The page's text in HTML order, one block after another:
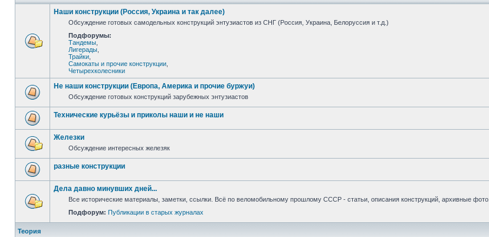
Наши конструкции (Россия, Украина и так далее)
Обсуждение готовых самодельных конструкций энтузиастов из СНГ (Россия, Украина, Белоруссия и т.д.)
Подфорумы:
Тандемы
Лигерады
Трайки
Самокаты и прочие конструкции
Четырехколесники
Не наши конструкции (Европа, Америка и прочие буржуи)
Обсуждение готовых конструкций зарубежных энтузиастов
Технические курьёзы и приколы наши и не наши
Железки
Обсуждение интересных железяк
разные конструкции
Дела давно минувших дней...
Все исторические материалы, заметки, ссылки. Всё по веломобильному прошлому СССР - статьи, описания конструкций, архивные фото.
Подфорум: Публикации в старых журналах
Теория